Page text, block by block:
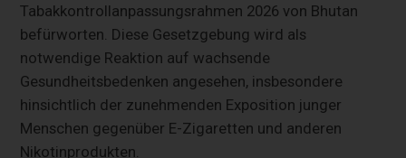
Tabakkontrollanpassungsrahmen 2026 von Bhutan
befürworten. Diese Gesetzgebung wird als
notwendige Reaktion auf wachsende
Gesundheitsbedenken angesehen, insbesondere
hinsichtlich der zunehmenden Exposition junger
Menschen gegenüber E-Zigaretten und anderen
Nikotinprodukten.